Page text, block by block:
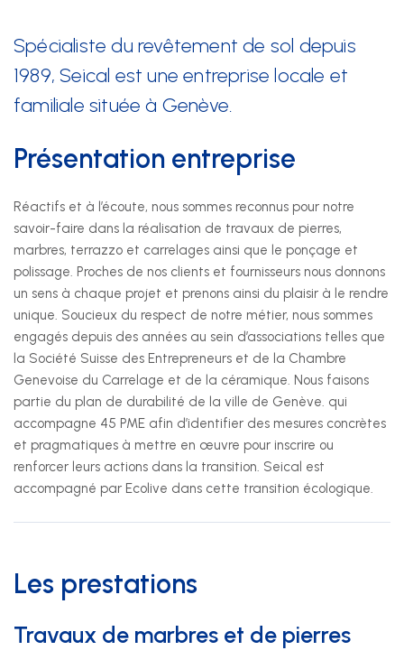
Nos prestations
Développement durable
Juridique
Sécurité au travail et protection de la santé
Technique
SSE Genève
Rue de Malatrex 14
CH-1201 Genève
Itinéraire
+41 22 949 18 18
sse(at)sse-ge.ch
Formulaire de contact
Les horaires de notre secrétariat sont :
lundi au jeudi
Spécialiste du revêtement de sol depuis
1989, Seical est une entreprise locale et
familiale située à Genève.
Présentation entreprise
Réactifs et à l’écoute, nous sommes reconnus pour notre
savoir-faire dans la réalisation de travaux de pierres,
marbres, terrazzo et carrelages ainsi que le ponçage et
polissage. Proches de nos clients et fournisseurs nous donnons
un sens à chaque projet et prenons ainsi du plaisir à le rendre
unique. Soucieux du respect de notre métier, nous sommes
engagés depuis des années au sein d’associations telles que
la Société Suisse des Entrepreneurs et de la Chambre
Genevoise du Carrelage et de la céramique. Nous faisons
partie du plan de durabilité de la ville de Genève. qui
accompagne 45 PME afin d’identifier des mesures concrètes
et pragmatiques à mettre en œuvre pour inscrire ou
renforcer leurs actions dans la transition. Seical est
accompagné par Ecolive dans cette transition écologique.
Les prestations
Travaux de marbres et de pierres